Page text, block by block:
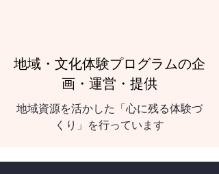
地域・文化体験プログラムの企
画・運営・提供
地域資源を活かした「心に残る体験づ
くり」を行っています